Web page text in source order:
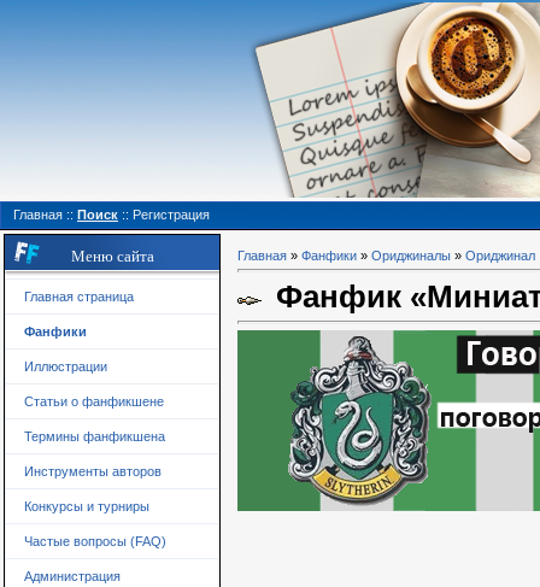
Главная :: Поиск :: Регистрация
Меню сайта
Главная страница
Фанфики
Иллюстрации
Статьи о фанфикшене
Термины фанфикшена
Инструменты авторов
Конкурсы и турниры
Частые вопросы (FAQ)
Администрация
Главная » Фанфики » Ориджиналы » Ориджинал
Фанфик